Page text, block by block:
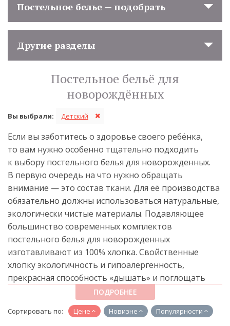
Постельное белье — подобрать
Другие разделы
Постельное бельё для
новорождённых
Вы выбрали: Детский
Если вы заботитесь о здоровье своего ребёнка,
то вам нужно особенно тщательно подходить
к выбору постельного белья для новорожденных.
В первую очередь на что нужно обращать
внимание — это состав ткани. Для её производства
обязательно должны использоваться натуральные,
экологически чистые материалы. Подавляющее
большинство современных комплектов
постельного белья для новорожденных
изготавливают из 100% хлопка. Свойственные
хлопку экологичность и гипоалергенность,
прекрасная способность «дышать» и поглощать
влагу идеально подходят детскому постельному
ПОДРОБНЕЕ
Сортировать по: Цене Новизне Популярности